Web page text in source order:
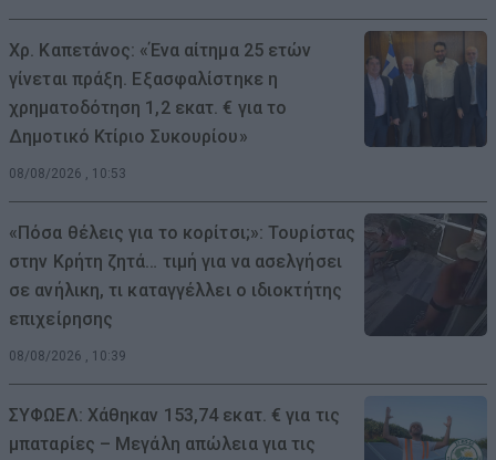
Χρ. Καπετάνος: «Ένα αίτημα 25 ετών
γίνεται πράξη. Εξασφαλίστηκε η
χρηματοδότηση 1,2 εκατ. € για το
Δημοτικό Κτίριο Συκουρίου»
08/08/2026 , 10:53
«Πόσα θέλεις για το κορίτσι;»: Τουρίστας
στην Κρήτη ζητά… τιμή για να ασελγήσει
σε ανήλικη, τι καταγγέλλει ο ιδιοκτήτης
επιχείρησης
08/08/2026 , 10:39
ΣΥΦΩΕΛ: Χάθηκαν 153,74 εκατ. € για τις
μπαταρίες – Μεγάλη απώλεια για τις